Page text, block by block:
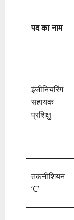
पद का नाम
इंजीनियरिंग
सहायक
प्रशिक्षु
तकनीशियन
‘C’